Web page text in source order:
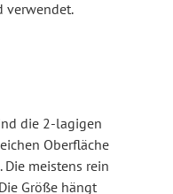
verwendet.
die 2-lagigen
Oberfläche
meistens rein
Größe hängt